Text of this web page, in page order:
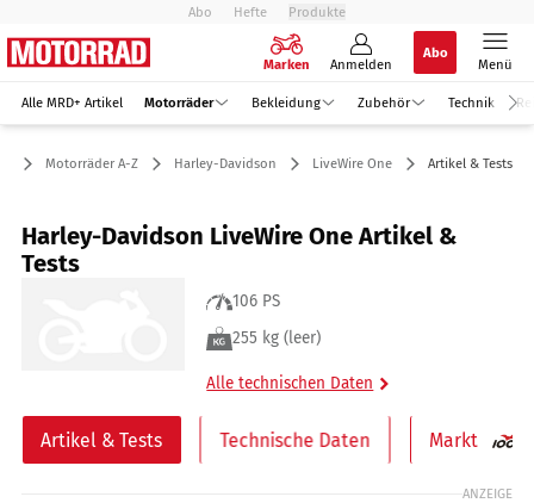
Abo Hefte Produkte
Marken Anmelden
Abo
Menü
Alle MRD+ Artikel Motorräder Bekleidung Zubehör Technik
Motorräder A-Z Harley-Davidson LiveWire One Artikel & Tests
Harley-Davidson LiveWire One Artikel &
Tests
106 PS
255 kg (leer)
Alle technischen Daten
Artikel & Tests Technische Daten Markt
ANZEIGE